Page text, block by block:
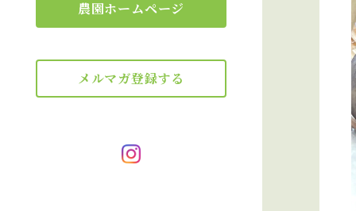
農園ホームページ
メルマガ登録する